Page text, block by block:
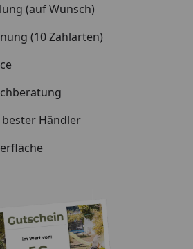
(auf Wunsch)
(10 Zahlarten)
Händler